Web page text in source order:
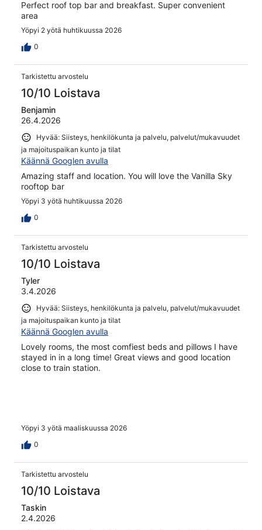
Perfect roof top bar and breakfast. Super convenient
area
Yöpyi 2 yötä huhtikuussa 2026
0
Tarkistettu arvostelu
10/10 Loistava
Benjamin
26.4.2026
Hyvää: Siisteys, henkilökunta ja palvelu, palvelut/mukavuudet
ja majoituspaikan kunto ja tilat
Käännä Googlen avulla
Amazing staff and location. You will love the Vanilla Sky
rooftop bar
Yöpyi 3 yötä huhtikuussa 2026
0
Tarkistettu arvostelu
10/10 Loistava
Tyler
3.4.2026
Hyvää: Siisteys, henkilökunta ja palvelu, palvelut/mukavuudet
ja majoituspaikan kunto ja tilat
Käännä Googlen avulla
Lovely rooms, the most comfiest beds and pillows I have
stayed in in a long time! Great views and good location
close to train station.
Yöpyi 3 yötä maaliskuussa 2026
0
Tarkistettu arvostelu
10/10 Loistava
Taskin
2.4.2026